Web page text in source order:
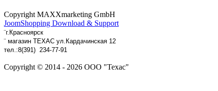
Copyright MAXXmarketing GmbH
JoomShopping Download & Support
¨г.Красноярск
¨ магазин ТЕХАС ул.Кардачинская 12
тел.:8(391) 234-77-91
Copyright © 2014 - 2026 ООО "Техас"